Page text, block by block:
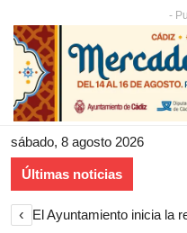
-
sábado, 8 agosto 2026
Últimas noticias
‹